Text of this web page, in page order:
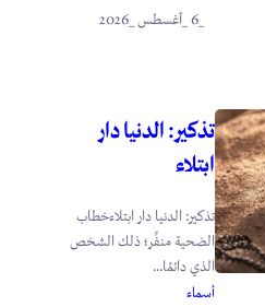
تذكير: الدنيا دار
ابتلاء
تذكير: الدنيا دار ابتلاءخطاب
الضحية منفِّر؛ ذلك الشخص
الذي دائمًا...
أسماء